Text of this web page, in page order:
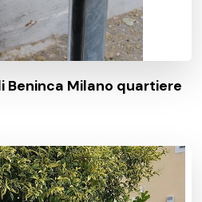
Beninca Milano quartiere